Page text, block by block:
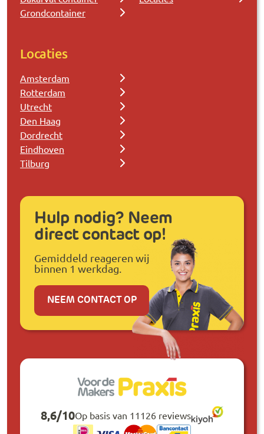
Grondcontainer
Locaties
Amsterdam
Rotterdam
Utrecht
Den Haag
Dordrecht
Eindhoven
Tilburg
Hulp nodig? Neem
direct contact op!
Gemiddeld reageren wij
binnen 1 werkdag.
NEEM CONTACT OP
8,6/10Op basis van 11126 reviews